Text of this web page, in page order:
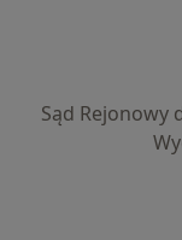
Sąd Rejonowy